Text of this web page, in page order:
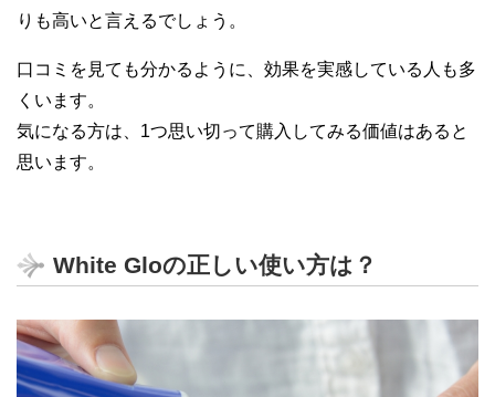
りも高いと言えるでしょう。
口コミを見ても分かるように、効果を実感している人も多
くいます。
気になる方は、1つ思い切って購入してみる価値はあると
思います。
White Gloの正しい使い方は？